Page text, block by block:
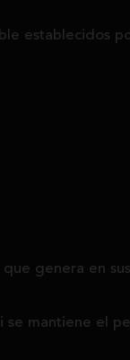
establecidos
genera en
mantiene el